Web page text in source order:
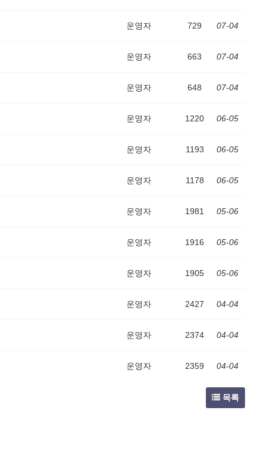
운영자 729 07-04
운영자 663 07-04
운영자 648 07-04
운영자 1220 06-05
운영자 1193 06-05
운영자 1178 06-05
운영자 1981 05-06
운영자 1916 05-06
운영자 1905 05-06
운영자 2427 04-04
운영자 2374 04-04
운영자 2359 04-04
목록